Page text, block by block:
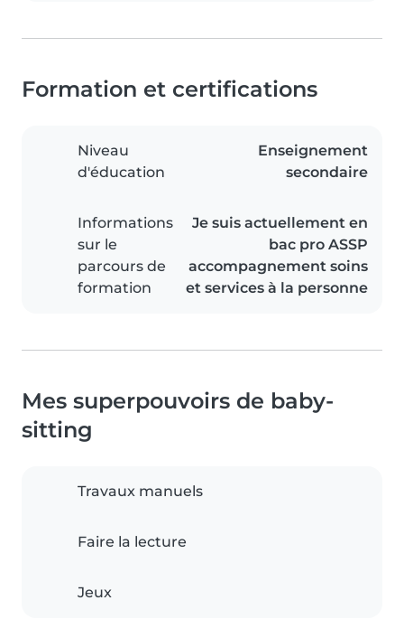
Formation et certifications
Niveau
d'éducation
Enseignement
secondaire
Informations
sur le
parcours de
formation
Je suis actuellement en
bac pro ASSP
accompagnement soins
et services à la personne
Mes superpouvoirs de baby-
sitting
Travaux manuels
Faire la lecture
Jeux